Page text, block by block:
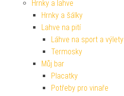
Hrnky a lahve
Hrnky a šálky
Lahve na pití
Láhve na sport a výlety
Termosky
Můj bar
Placatky
Potřeby pro vinaře